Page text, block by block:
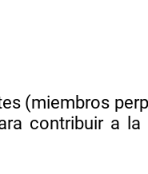
(miembros
contribuir a